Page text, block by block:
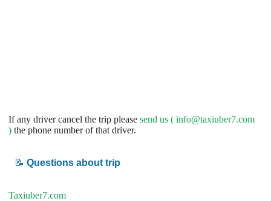
If any driver cancel the trip please send us ( info@taxiuber7.com
) the phone number of that driver.
📝 Questions about trip
Taxiuber7.com